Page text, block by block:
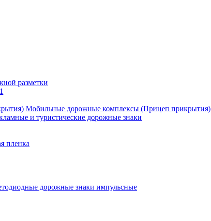
разметки
Мобильные дорожные комплексы (Прицеп прикрытия)
и туристические дорожные знаки
пленка
дорожные знаки импульсные